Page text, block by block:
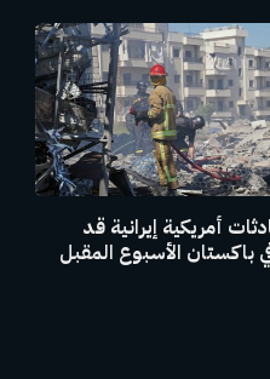
أمريكية إيرانية قد
باكستان الأسبوع المقبل